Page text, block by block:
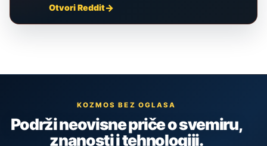
Otvori Reddit
KOZMOS BEZ OGLASA
Podrži neovisne priče o svemiru,
znanosti i tehnologiji.